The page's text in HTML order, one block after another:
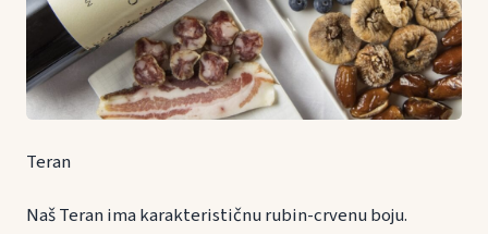
Teran
Naš Teran ima karakterističnu rubin-crvenu boju.